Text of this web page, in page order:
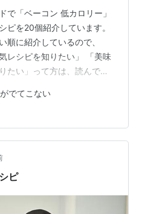
で「ベーコン 低カロリー」
ピを20個紹介しています。
順に紹介しているので、
レシピを知りたい」 「美味
たい」って方は、読んでい
ん草とベーコンのソテイ
里芋もっちりグラタン ＜
蜜ベーコン＊トースト ＜レ
菜のクリームパスタ＊ ＜レ
子胡椒クリームパスタ ＜
でてこない
ピ